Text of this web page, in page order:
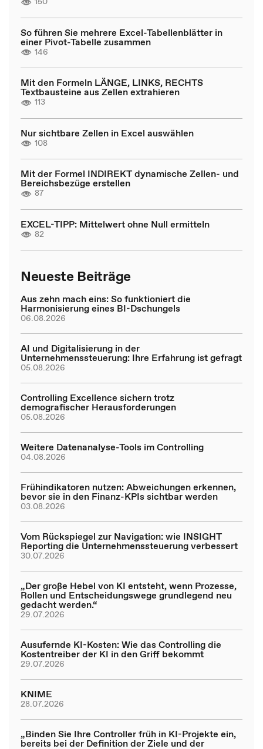
So führen Sie mehrere Excel-Tabellenblätter in
einer Pivot-Tabelle zusammen
146
Mit den Formeln LÄNGE, LINKS, RECHTS
Textbausteine aus Zellen extrahieren
113
Nur sichtbare Zellen in Excel auswählen
108
Mit der Formel INDIREKT dynamische Zellen- und
Bereichsbezüge erstellen
87
EXCEL-TIPP: Mittelwert ohne Null ermitteln
82
Neueste Beiträge
Aus zehn mach eins: So funktioniert die
Harmonisierung eines BI-Dschungels
06.08.2026
AI und Digitalisierung in der
Unternehmenssteuerung: Ihre Erfahrung ist gefragt
05.08.2026
Controlling Excellence sichern trotz
demografischer Herausforderungen
05.08.2026
Weitere Datenanalyse-Tools im Controlling
04.08.2026
Frühindikatoren nutzen: Abweichungen erkennen,
bevor sie in den Finanz-KPIs sichtbar werden
03.08.2026
Vom Rückspiegel zur Navigation: wie INSIGHT
Reporting die Unternehmenssteuerung verbessert
30.07.2026
„Der große Hebel von KI entsteht, wenn Prozesse,
Rollen und Entscheidungswege grundlegend neu
gedacht werden.“
29.07.2026
Ausufernde KI-Kosten: Wie das Controlling die
Kostentreiber der KI in den Griff bekommt
29.07.2026
KNIME
28.07.2026
„Binden Sie Ihre Controller früh in KI-Projekte ein,
bereits bei der Definition der Ziele und der